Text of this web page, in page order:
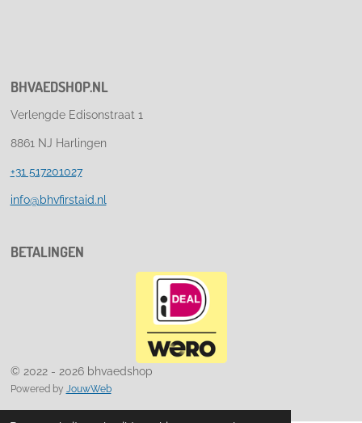
BHVAEDSHOP.NL
Verlengde Edisonstraat 1
8861 NJ Harlingen
+31 517201027
info@bhvfirstaid.nl
BETALINGEN
© 2022 - 2026 bhvaedshop
Powered by JouwWeb